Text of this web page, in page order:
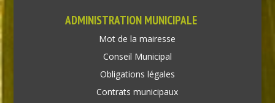
ADMINISTRATION MUNICIPALE
Mot de la mairesse
Conseil Municipal
Obligations légales
Contrats municipaux